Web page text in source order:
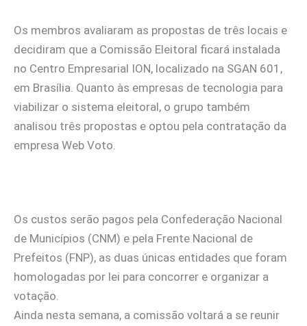
Os membros avaliaram as propostas de três locais e
decidiram que a Comissão Eleitoral ficará instalada
no Centro Empresarial ION, localizado na SGAN 601,
em Brasília. Quanto às empresas de tecnologia para
viabilizar o sistema eleitoral, o grupo também
analisou três propostas e optou pela contratação da
empresa Web Voto.
Os custos serão pagos pela Confederação Nacional
de Municípios (CNM) e pela Frente Nacional de
Prefeitos (FNP), as duas únicas entidades que foram
homologadas por lei para concorrer e organizar a
votação.
Ainda nesta semana, a comissão voltará a se reunir